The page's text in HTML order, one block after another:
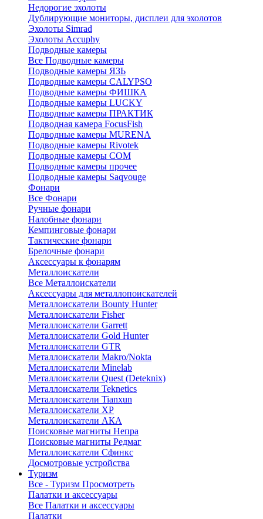
Недорогие эхолоты
Дублирующие мониторы, дисплеи для эхолотов
Эхолоты Simrad
Эхолоты Accuphy
Подводные камеры
Все Подводные камеры
Подводные камеры ЯЗЬ
Подводные камеры CALYPSO
Подводные камеры ФИШКА
Подводные камеры LUCKY
Подводные камеры ПРАКТИК
Подводная камера FocusFish
Подводные камеры MURENA
Подводные камеры Rivotek
Подводные камеры СОМ
Подводные камеры прочее
Подводные камеры Saqvouge
Фонари
Все Фонари
Ручные фонари
Налобные фонари
Кемпинговые фонари
Тактические фонари
Брелочные фонари
Аксессуары к фонарям
Металлоискатели
Все Металлоискатели
Аксессуары для металлопоискателей
Металлоискатели Bounty Hunter
Металлоискатели Fisher
Металлоискатели Garrett
Металлоискатели Gold Hunter
Металлоискатели GTR
Металлоискатели Makro/Nokta
Металлоискатели Minelab
Металлоискатели Quest (Deteknix)
Металлоискатели Teknetics
Металлоискатели Tianxun
Металлоискатели XP
Металлоискатели АКА
Поисковые магниты Непра
Поисковые магниты Редмаг
Металлоискатели Сфинкс
Досмотровые устройства
Туризм
Все - Туризм Просмотреть
Палатки и аксессуары
Все Палатки и аксессуары
Палатки